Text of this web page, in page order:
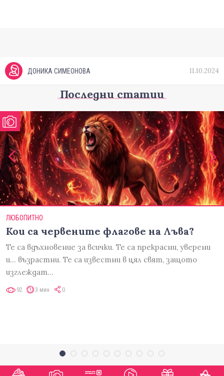
ДОНИКА СИМЕОНОВА 11.10.2024
Последни статии
ЛЮБОПИТНО
Кои са червените флагове на Лъва?
Те са вдъхновение за всички. Те са прекрасни, уверени
и... възрастни. Те са известни в цял свят, защото
изглеждат…
92 3 мин 0